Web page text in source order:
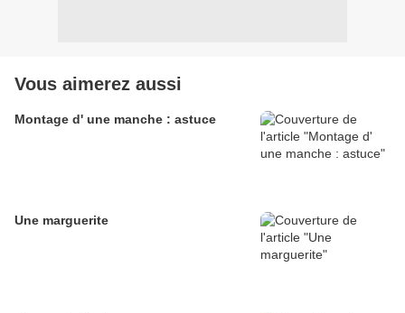
Vous aimerez aussi
Montage d' une manche : astuce
Une marguerite